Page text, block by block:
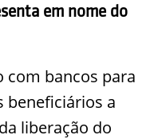
em nome do
com bancos para
beneficiários a
liberação do